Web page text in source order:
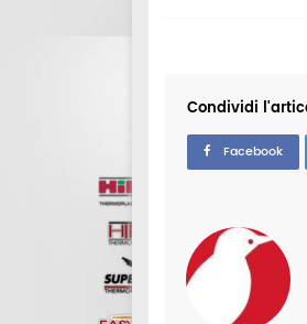
Condividi
Facebook